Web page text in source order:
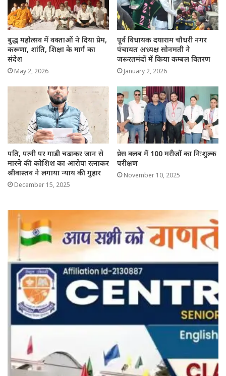
बुद्ध महोत्सव में वक्ताओं ने दिया प्रेम,
करूणा, शांति, शिक्षा के मार्ग का
संदेश
May 2, 2026
पूर्व विधायक दयाराम चौधरी नगर
पंचायत अध्यक्ष सोनमती ने
जरूरतमंदों में किया कम्बल वितरण
January 2, 2026
पति, पत्नी पर गाडी चढाकर जान से
मारने की कोशिश का आरोपः रत्नाकर
श्रीवास्तव ने लगाया न्याय की गुहार
December 15, 2025
प्रेस क्लब में 100 मरीजों का निःशुल्क
परीक्षण
November 10, 2025